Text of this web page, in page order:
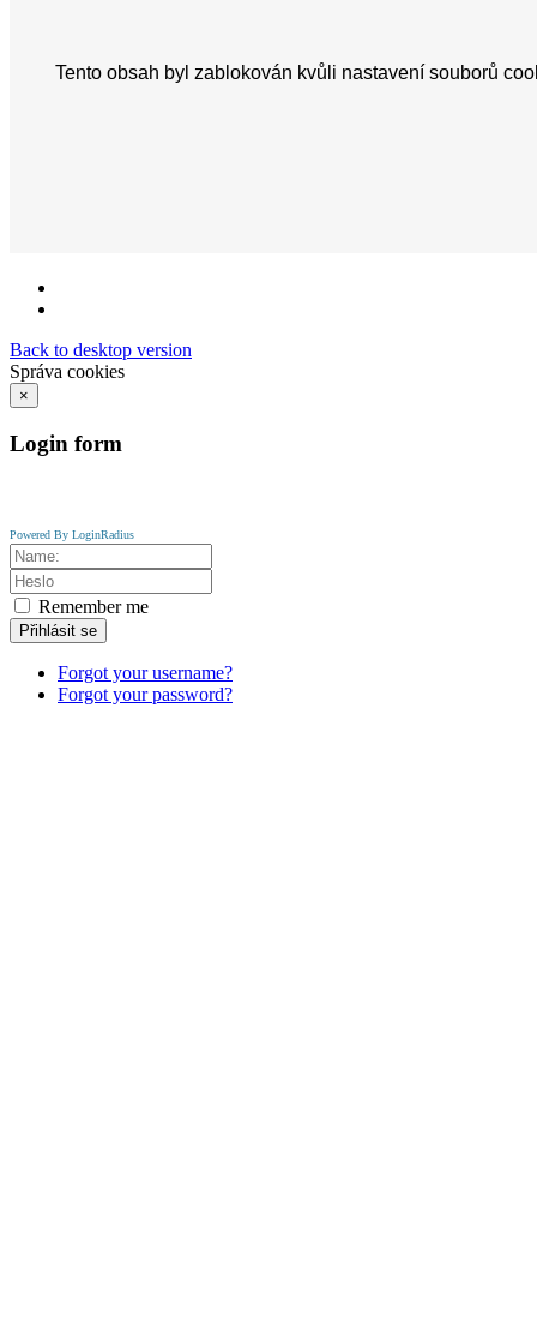
Back to desktop version
Správa cookies
×
Login form
Powered By LoginRadius
Remember me
Přihlásit se
Forgot your username?
Forgot your password?